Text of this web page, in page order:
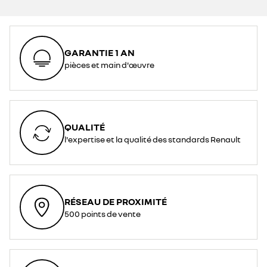
GARANTIE 1 AN
pièces et main d'œuvre
QUALITÉ
l'expertise et la qualité des standards Renault
RÉSEAU DE PROXIMITÉ
500 points de vente